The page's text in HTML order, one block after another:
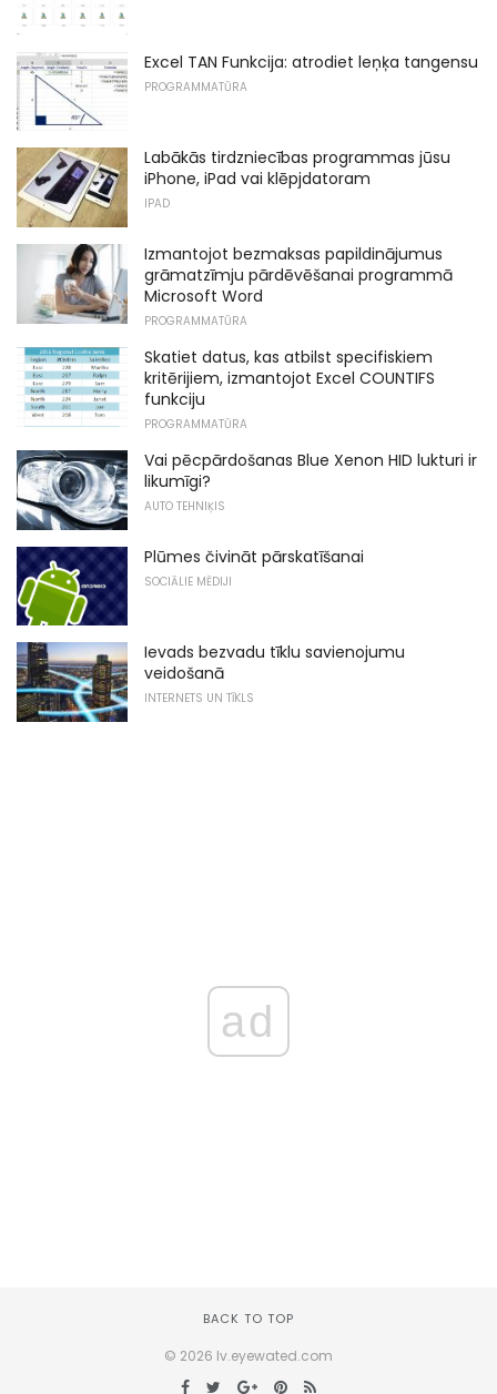
Excel TAN Funkcija: atrodiet leņķa tangensu
PROGRAMMATŪRA
Labākās tirdzniecības programmas jūsu
iPhone, iPad vai klēpjdatoram
IPAD
Izmantojot bezmaksas papildinājumus
grāmatzīmju pārdēvēšanai programmā
Microsoft Word
PROGRAMMATŪRA
Skatiet datus, kas atbilst specifiskiem
kritērijiem, izmantojot Excel COUNTIFS
funkciju
PROGRAMMATŪRA
Vai pēcpārdošanas Blue Xenon HID lukturi ir
likumīgi?
AUTO TEHNIĶIS
Plūmes čivināt pārskatīšanai
SOCIĀLIE MĒDIJI
Ievads bezvadu tīklu savienojumu
veidošanā
INTERNETS UN TĪKLS
ad
BACK TO TOP
© 2026 lv.eyewated.com